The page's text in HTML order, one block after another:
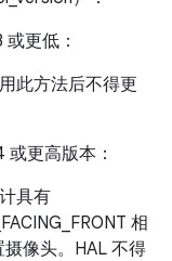
或更低：
此方法后不得更
或更高版本：
具有
相
摄像头。HAL 不得